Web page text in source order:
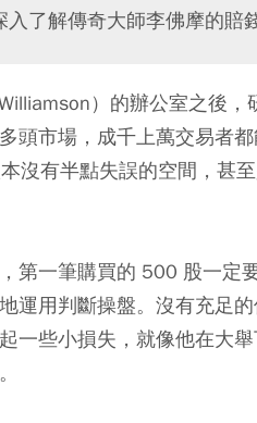
入了解傳奇大師李佛摩的賠
）的辦公室之後
頭市場，成千上萬交易者
沒有半點失誤的空間，甚
第一筆購買的 500 股一定
運用判斷操盤。沒有充足
一些小損失，就像他在大